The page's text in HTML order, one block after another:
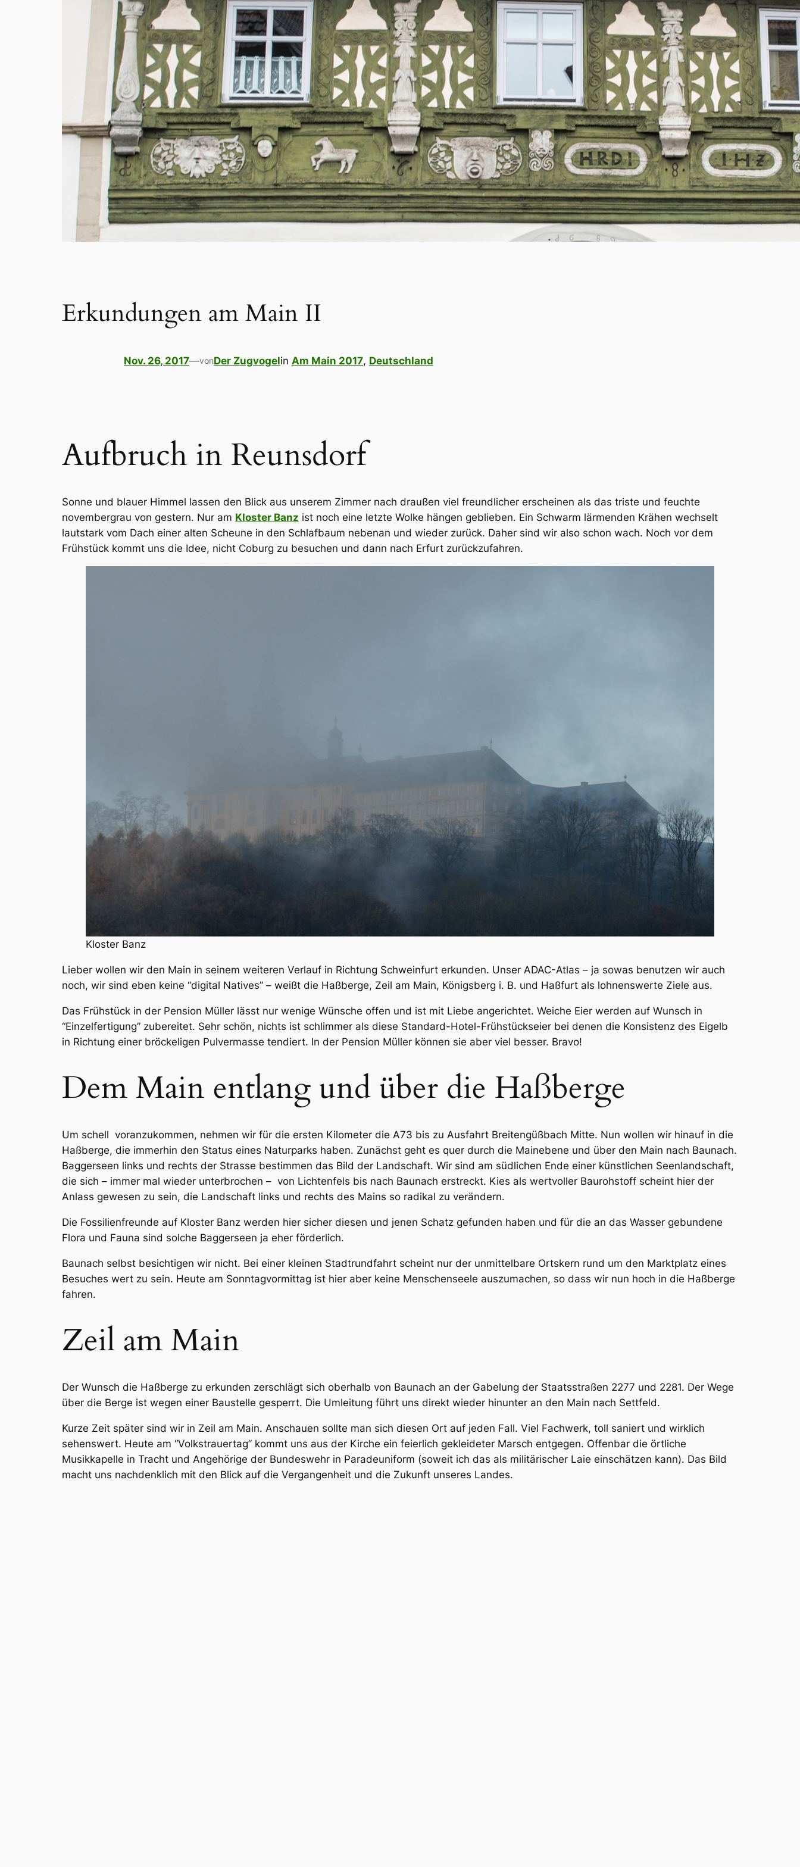
Erkundungen am Main II
Nov. 26, 2017—vonDer Zugvogelin Am Main 2017, Deutschland
Aufbruch in Reunsdorf
Sonne und blauer Himmel lassen den Blick aus unserem Zimmer nach draußen viel freundlicher erscheinen als das triste und feuchte
novembergrau von gestern. Nur am Kloster Banz ist noch eine letzte Wolke hängen geblieben. Ein Schwarm lärmenden Krähen wechselt
lautstark vom Dach einer alten Scheune in den Schlafbaum nebenan und wieder zurück. Daher sind wir also schon wach. Noch vor dem
Frühstück kommt uns die Idee, nicht Coburg zu besuchen und dann nach Erfurt zurückzufahren.
Kloster Banz
Lieber wollen wir den Main in seinem weiteren Verlauf in Richtung Schweinfurt erkunden. Unser ADAC-Atlas – ja sowas benutzen wir auch
noch, wir sind eben keine “digital Natives” – weißt die Haßberge, Zeil am Main, Königsberg i. B. und Haßfurt als lohnenswerte Ziele aus.
Das Frühstück in der Pension Müller lässt nur wenige Wünsche offen und ist mit Liebe angerichtet. Weiche Eier werden auf Wunsch in
“Einzelfertigung” zubereitet. Sehr schön, nichts ist schlimmer als diese Standard-Hotel-Frühstückseier bei denen die Konsistenz des Eigelb
in Richtung einer bröckeligen Pulvermasse tendiert. In der Pension Müller können sie aber viel besser. Bravo!
Dem Main entlang und über die Haßberge
Um schell voranzukommen, nehmen wir für die ersten Kilometer die A73 bis zu Ausfahrt Breitengüßbach Mitte. Nun wollen wir hinauf in die
Haßberge, die immerhin den Status eines Naturparks haben. Zunächst geht es quer durch die Mainebene und über den Main nach Baunach.
Baggerseen links und rechts der Strasse bestimmen das Bild der Landschaft. Wir sind am südlichen Ende einer künstlichen Seenlandschaft,
die sich – immer mal wieder unterbrochen – von Lichtenfels bis nach Baunach erstreckt. Kies als wertvoller Baurohstoff scheint hier der
Anlass gewesen zu sein, die Landschaft links und rechts des Mains so radikal zu verändern.
Die Fossilienfreunde auf Kloster Banz werden hier sicher diesen und jenen Schatz gefunden haben und für die an das Wasser gebundene
Flora und Fauna sind solche Baggerseen ja eher förderlich.
Baunach selbst besichtigen wir nicht. Bei einer kleinen Stadtrundfahrt scheint nur der unmittelbare Ortskern rund um den Marktplatz eines
Besuches wert zu sein. Heute am Sonntagvormittag ist hier aber keine Menschenseele auszumachen, so dass wir nun hoch in die Haßberge
fahren.
Zeil am Main
Der Wunsch die Haßberge zu erkunden zerschlägt sich oberhalb von Baunach an der Gabelung der Staatsstraßen 2277 und 2281. Der Wege
über die Berge ist wegen einer Baustelle gesperrt. Die Umleitung führt uns direkt wieder hinunter an den Main nach Settfeld.
Kurze Zeit später sind wir in Zeil am Main. Anschauen sollte man sich diesen Ort auf jeden Fall. Viel Fachwerk, toll saniert und wirklich
sehenswert. Heute am “Volkstrauertag” kommt uns aus der Kirche ein feierlich gekleideter Marsch entgegen. Offenbar die örtliche
Musikkapelle in Tracht und Angehörige der Bundeswehr in Paradeuniform (soweit ich das als militärischer Laie einschätzen kann). Das Bild
macht uns nachdenklich mit den Blick auf die Vergangenheit und die Zukunft unseres Landes.